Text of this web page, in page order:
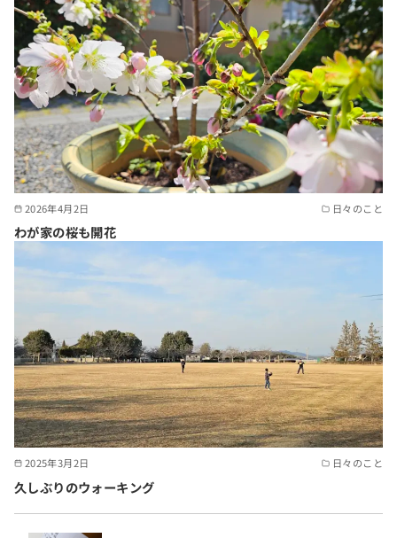
2026年4月2日 日々のこと
わが家の桜も開花
2025年3月2日 日々のこと
久しぶりのウォーキング